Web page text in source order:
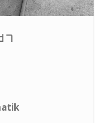
7